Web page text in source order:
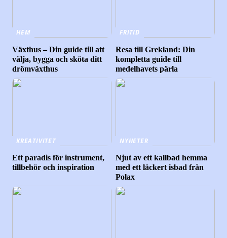
HEM
Växthus – Din guide till att
välja, bygga och sköta ditt
drömväxthus
FRITID
Resa till Grekland: Din
kompletta guide till
medelhavets pärla
KREATIVITET
Ett paradis för instrument,
tillbehör och inspiration
NYHETER
Njut av ett kallbad hemma
med ett läckert isbad från
Polax